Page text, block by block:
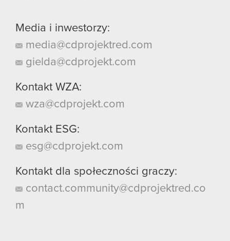
Media i inwestorzy:
media@cdprojektred.com
gielda@cdprojekt.com
Kontakt WZA:
wza@cdprojekt.com
Kontakt ESG:
esg@cdprojekt.com
Kontakt dla społeczności graczy:
contact.community@cdprojektred.co
m